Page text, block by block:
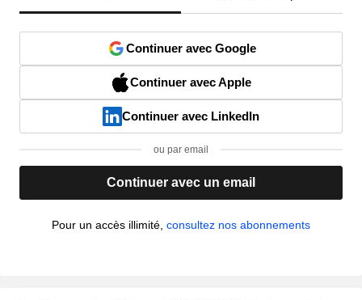
Continuer avec Google
Continuer avec Apple
Continuer avec LinkedIn
ou par email
Continuer avec un email
Pour un accès illimité, consultez nos abonnements